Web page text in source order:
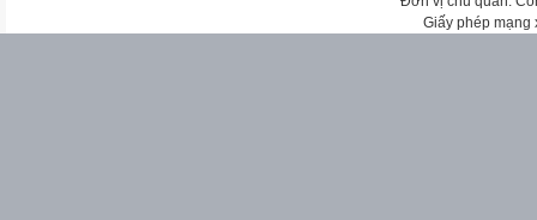
Giấy phép mạng